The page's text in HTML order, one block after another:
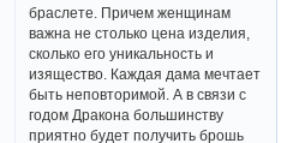
На первом месте - украшения.
Глаза вашей подруги от такого
сюрприза заблестят ярче, чем
камни в подаренном кольце или
браслете. Причем женщинам
важна не столько цена изделия,
сколько его уникальность и